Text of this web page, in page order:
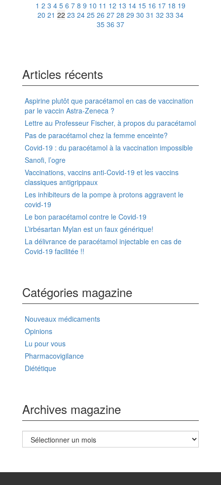
1 2 3 4 5 6 7 8 9 10 11 12 13 14 15 16 17 18 19
20 21 22 23 24 25 26 27 28 29 30 31 32 33 34
35 36 37
Articles récents
Aspirine plutôt que paracétamol en cas de vaccination
par le vaccin Astra-Zeneca ?
Lettre au Professeur Fischer, à propos du paracétamol
Pas de paracétamol chez la femme enceinte?
Covid-19 : du paracétamol à la vaccination impossible
Sanofi, l’ogre
Vaccinations, vaccins anti-Covid-19 et les vaccins
classiques antigrippaux
Les inhibiteurs de la pompe à protons aggravent le
covid-19
Le bon paracétamol contre le Covid-19
L’irbésartan Mylan est un faux générique!
La délivrance de paracétamol injectable en cas de
Covid-19 facilitée !!
Catégories magazine
Nouveaux médicaments
Opinions
Lu pour vous
Pharmacovigilance
Diététique
Archives magazine
Archives
magazine